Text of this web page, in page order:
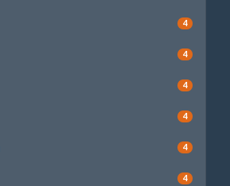
4
4
4
4
4
4